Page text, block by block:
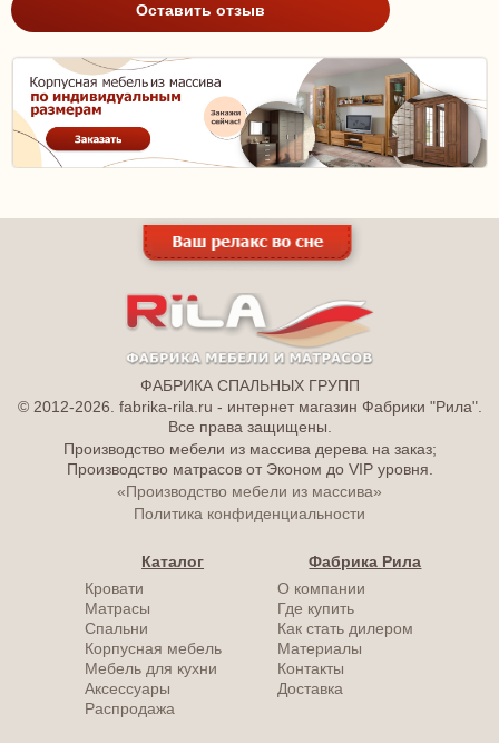
Оставить отзыв
ФАБРИКА СПАЛЬНЫХ ГРУПП
© 2012-2026. fabrika-rila.ru - интернет магазин Фабрики "Рила".
Все права защищены.
Производство мебели из массива дерева на заказ;
Производство матрасов от Эконом до VIP уровня.
«Производство мебели из массива»
Политика конфиденциальности
Каталог
Кровати
Матрасы
Спальни
Корпусная мебель
Мебель для кухни
Аксессуары
Распродажа
Фабрика Рила
О компании
Где купить
Как стать дилером
Материалы
Контакты
Доставка